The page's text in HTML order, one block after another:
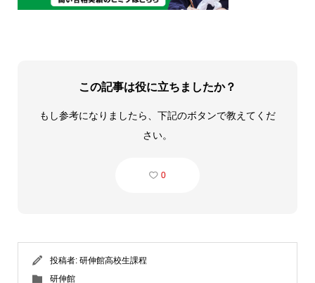
この記事は役に立ちましたか？
もし参考になりましたら、下記のボタンで教えてくだ
さい。
0
投稿者: 研伸館高校生課程
研伸館